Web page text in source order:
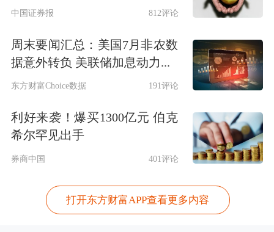
中国证券报 812评论
周末要闻汇总：美国7月非农数
据意外转负 美联储加息动力...
东方财富Choice数据 191评论
利好来袭！爆买1300亿元 伯克
希尔罕见出手
券商中国 401评论
打开东方财富APP查看更多内容